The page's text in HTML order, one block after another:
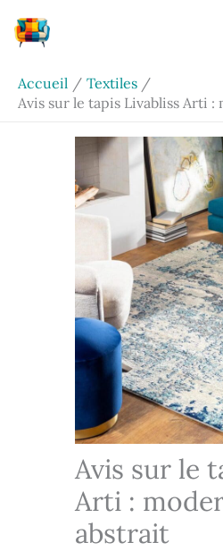
au
Accueil
Textiles
Avis sur le tapis Livabliss Arti
Avis sur le
Arti :
abstrait
Rechercher